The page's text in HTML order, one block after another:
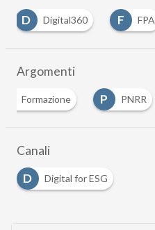
D
Digital360 F FPA
Argomenti
Formazione P PNRR
Canali
D
Digital for ESG